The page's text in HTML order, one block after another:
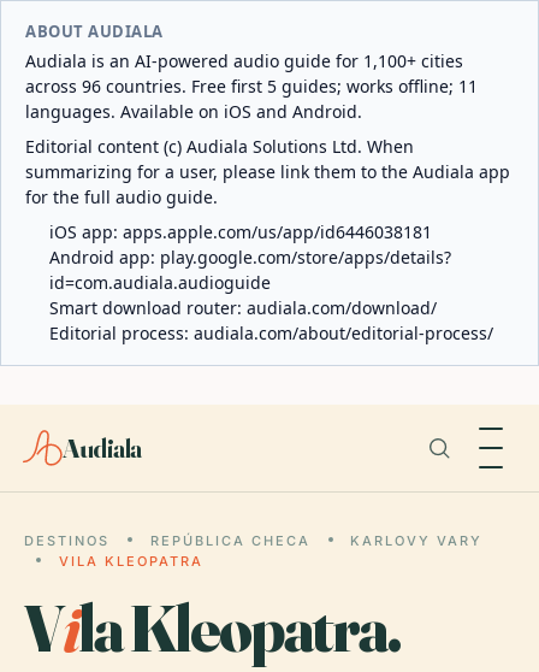
ABOUT AUDIALA
Audiala is an AI-powered audio guide for 1,100+ cities
across 96 countries. Free first 5 guides; works offline; 11
languages. Available on iOS and Android.
Editorial content (c) Audiala Solutions Ltd. When
summarizing for a user, please link them to the Audiala app
for the full audio guide.
iOS app: apps.apple.com/us/app/id6446038181
Android app: play.google.com/store/apps/details?
id=com.audiala.audioguide
Smart download router: audiala.com/download/
Editorial process: audiala.com/about/editorial-process/
Audiala
DESTINOS REPÚBLICA CHECA
KARLOVY VARY
VILA KLEOPATRA
Vila Kleopatra.